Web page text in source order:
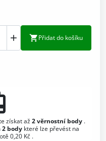
 Přidat do košíku
získat až2věrnostní body .
2 body které lze převést na
0,20 Kč .